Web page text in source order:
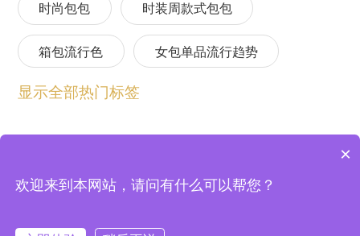
时尚包包 时装周款式包包
箱包流行色 女包单品流行趋势
箱包流行趋势预测
女包流行趋势预测 箱包材质流行趋势
包包设计师品牌 2024春夏包包趋势
24/25秋冬包包流行趋势预测
显示全部热门标签
上海逸尚云联信息技术股份有限公司 © 2004-2026
沪公网安备 31011802003355号
×
欢迎来到本网站，请问有什么可以帮您？